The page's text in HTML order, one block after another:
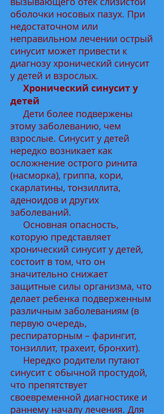
оболочки носовых пазух. При
недостаточном или
неправильном лечении острый
синусит может привести к
диагнозу хронический синусит
у детей и взрослых.
Хронический синусит у
детей
Дети более подвержены
этому заболеванию, чем
взрослые. Синусит у детей
нередко возникает как
осложнение острого ринита
(насморка), гриппа, кори,
скарлатины, тонзиллита,
аденоидов и других
заболеваний.
Основная опасность,
которую представляет
хронический синусит у детей,
состоит в том, что он
значительно снижает
защитные силы организма, что
делает ребенка подверженным
различным заболеваниям (в
первую очередь,
респираторным – фарингит,
тонзиллит, трахеит, бронхит).
Нередко родители путают
синусит с обычной простудой,
что препятствует
своевременной диагностике и
раннему началу лечения. Для